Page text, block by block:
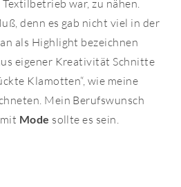
war, zu nähen.
denn es gab nicht viel in der
als Highlight bezeichnen
eigener Kreativität Schnitte
Klamotten“, wie meine
Mein Berufswunsch
Mode sollte es sein.